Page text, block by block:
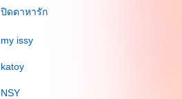
ปิดตาหารัก
my issy
katoy
NSY